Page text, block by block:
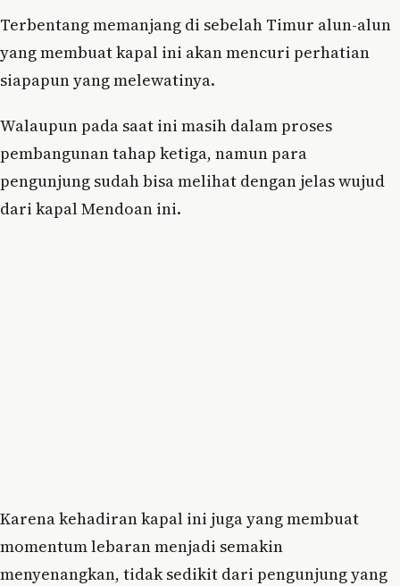
Terbentang memanjang di sebelah Timur alun-alun
yang membuat kapal ini akan mencuri perhatian
siapapun yang melewatinya.
Walaupun pada saat ini masih dalam proses
pembangunan tahap ketiga, namun para
pengunjung sudah bisa melihat dengan jelas wujud
dari kapal Mendoan ini.
Karena kehadiran kapal ini juga yang membuat
momentum lebaran menjadi semakin
menyenangkan, tidak sedikit dari pengunjung yang